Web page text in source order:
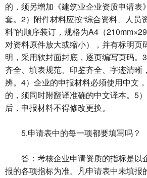
的，须另增加《建筑业企业资质申请表
套。2）附件材料应按“综合资料、人员
料”的顺序装订，规格为A4（
对资料原件放大或缩小），并有标明页
明，采用软封面封底，逐页编写页码。
齐全、填表规范、印鉴齐全、字迹清晰
辨。4）企业的申报材料必须使用中文
的，须同时附翻译准确的中文译本。5
后，申报材料不得修改更换。
5.申请表中的每一项都要填写吗？
答：考核企业申请资质的指标是以
报的各项指标为准。凡申请表中未填报